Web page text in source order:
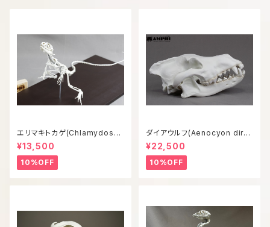
エリマキトカゲ(Chlamydosau
rus kingii) 等倍全身骨格模型
¥13,500
10%OFF
ダイアウルフ(Aenocyon diru
s) 復元等倍頭骨模型
¥22,500
10%OFF